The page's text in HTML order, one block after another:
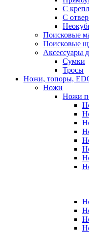
С
С
Поисковые
Поисковые
Аксессуары
Сумки
Тросы
Ножи, топоры,
Ножи
Ножи